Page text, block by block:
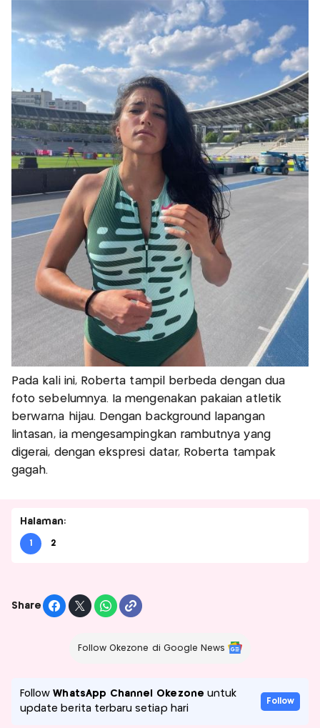
Pada kali ini, Roberta tampil berbeda dengan dua
foto sebelumnya. Ia mengenakan pakaian atletik
berwarna hijau. Dengan background lapangan
lintasan, ia mengesampingkan rambutnya yang
digerai, dengan ekspresi datar, Roberta tampak
gagah.
Halaman:
1 2
Share
Follow Okezone di Google News
FollowWhatsApp Channel Okezone untuk
update berita terbaru setiap hari
Follow